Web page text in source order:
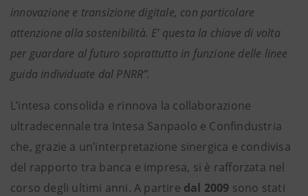
innovazione e transizione digitale, con particolare
attenzione alla sostenibilità. E’ questa la chiave di volta
per guardare al futuro soprattutto in funzione delle linee
guida individuate dal PNRR”.
L’intesa consolida e rinnova la collaborazione
ultradecennale tra Intesa Sanpaolo e Confindustria
che, grazie a un’interpretazione sinergica e condivisa
del rapporto tra banca e impresa, si è rafforzata nel
corso degli ultimi anni. A partire dal 2009 sono stati